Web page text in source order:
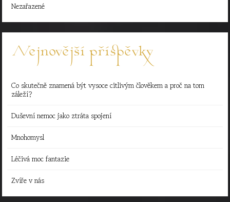
Nezařazené
Nejnovější příspěvky
Co skutečně znamená být vysoce citlivým člověkem a proč na tom
záleží?
Duševní nemoc jako ztráta spojení
Mnohomysl
Léčivá moc fantazie
Zvíře v nás